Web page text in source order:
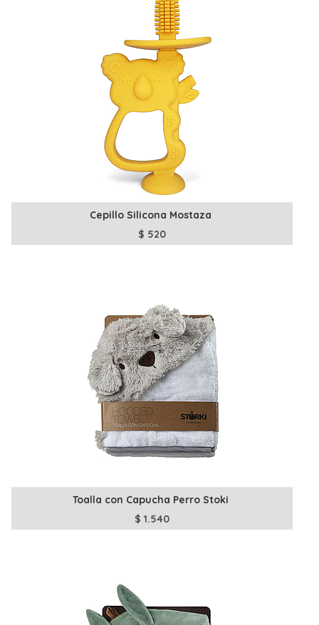
Cepillo Silicona Mostaza
$ 520
Toalla con Capucha Perro Stoki
$1.540